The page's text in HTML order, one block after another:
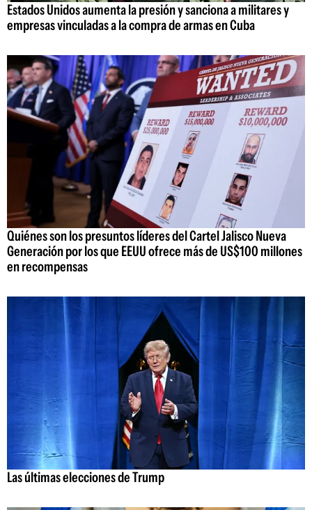
Estados Unidos aumenta la presión y sanciona a militares y
empresas vinculadas a la compra de armas en Cuba
Quiénes son los presuntos líderes del Cartel Jalisco Nueva
Generación por los que EEUU ofrece más de US$100 millones
en recompensas
Las últimas elecciones de Trump